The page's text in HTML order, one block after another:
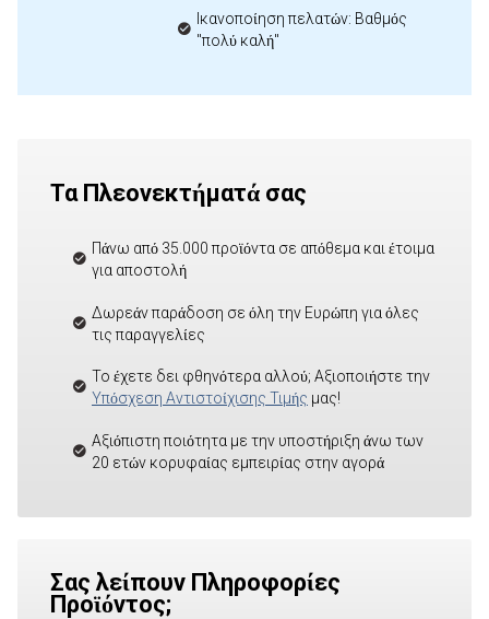
Ικανοποίηση πελατών: Βαθμός
"πολύ καλή"
Τα Πλεονεκτήματά σας
Πάνω από 35.000 προϊόντα σε απόθεμα και έτοιμα
για αποστολή
Δωρεάν παράδοση σε όλη την Ευρώπη για όλες
τις παραγγελίες
Το έχετε δει φθηνότερα αλλού; Αξιοποιήστε την
Υπόσχεση Αντιστοίχισης Τιμής μας!
Αξιόπιστη ποιότητα με την υποστήριξη άνω των
20 ετών κορυφαίας εμπειρίας στην αγορά
Σας λείπουν Πληροφορίες
Προϊόντος;